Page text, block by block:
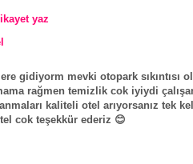
yaz
gidiyorm mevki otopark sıkıntısı
rağmen temizlik cok iyiydi
kaliteli otel arıyorsanız tek
cok teşekkür ederiz 😊